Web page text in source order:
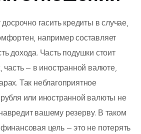
гасить кредиты в случае,
например составляет
дохода. Часть подушки стоит
часть — в иностранной валюте,
Так неблагоприятное
или иностранной валюты не
вашему резерву. В таком
цель — это не потерять